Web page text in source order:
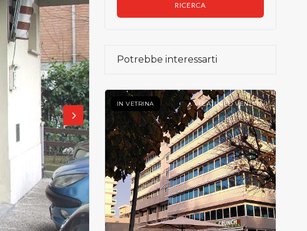
Potrebbe interessarti
IN VETRINA FEATURED VENDITA